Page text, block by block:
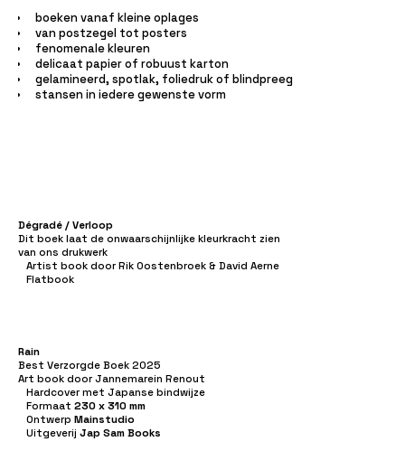
boeken vanaf kleine oplages
van postzegel tot posters
fenomenale kleuren
delicaat papier of robuust karton
gelamineerd, spotlak, foliedruk of blindpreeg
stansen in iedere gewenste vorm
Dégradé / Verloop
Dit boek laat de onwaarschijnlijke kleurkracht zien
van ons drukwerk
Artist book door Rik Oostenbroek & David Aerne
Flatbook
Rain
Best Verzorgde Boek 2025
Art book door Jannemarein Renout
Hardcover met Japanse bindwijze
Formaat230 x 310 mm
OntwerpMainstudio
UitgeverijJap Sam Books